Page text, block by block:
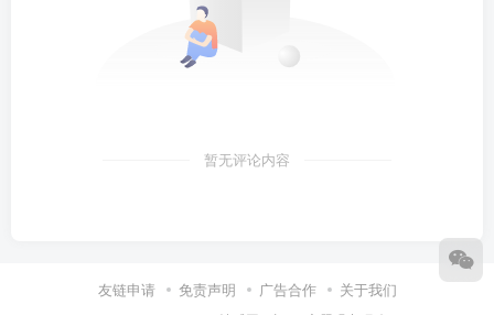
暂无评论内容
友链申请 免责声明 广告合作 关于我们